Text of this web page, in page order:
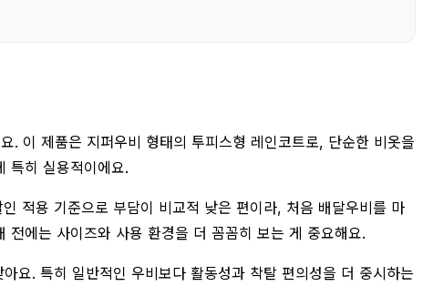
. 이 제품은 지퍼우비 형태의 투피스형 레인코트로, 단순한 비옷을
특히 실용적이에요.
적용 기준으로 부담이 비교적 낮은 편이라, 처음 배달우비를 마
에는 사이즈와 사용 환경을 더 꼼꼼히 보는 게 중요해요.
아요. 특히 일반적인 우비보다 활동성과 착탈 편의성을 더 중시하는